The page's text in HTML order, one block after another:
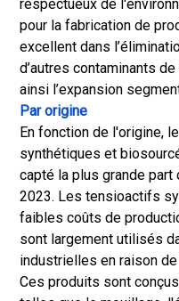
respectueux de
pour la fabrication de
excellent dans
d’autres contaminants
ainsi l’expansion
Par origine
En fonction de l'origine,
synthétiques et
capté la plus grande part
2023. Les tensioactifs
faibles coûts de
sont largement utilisés
industrielles en raison
Ces produits sont